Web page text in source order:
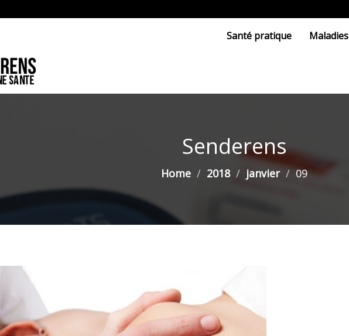
Santé pratique Maladies
Senderens
Home 2018 janvier 09